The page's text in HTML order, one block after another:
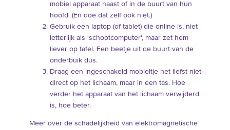
mobiel apparaat naast of in de buurt van hun
hoofd. (En doe dat zelf ook niet.)
Gebruik een laptop (of tablet) die online is, niet
letterlijk als 'schootcomputer', maar zet hem
liever op tafel. Een beetje uit de buurt van de
onderbuik dus.
Draag een ingeschakeld mobieltje het liefst niet
direct op het lichaam, maar in een tas. Hoe
verder het apparaat van het lichaam verwijderd
is, hoe beter.
Meer over de schadelijkheid van elektromagnetische